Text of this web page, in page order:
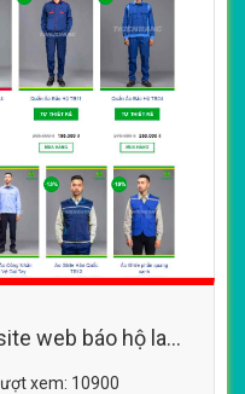
web báo hộ lao
xem: 10900